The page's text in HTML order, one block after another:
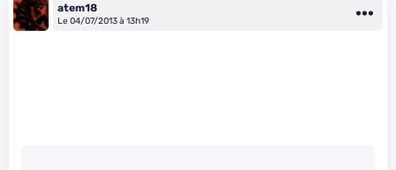
atem18
Le 04/07/2013 à 13h19